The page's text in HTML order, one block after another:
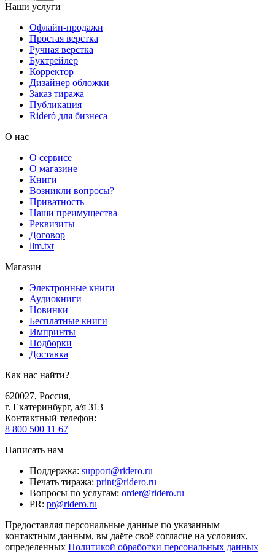
Наши услуги
Офлайн-продажи
Простая верстка
Ручная верстка
Буктрейлер
Корректор
Дизайнер обложки
Заказ тиража
Публикация
Rideró для бизнеса
О нас
О сервисе
О магазине
Книги
Возникли вопросы?
Приватность
Наши преимущества
Реквизиты
Договор
llm.txt
Магазин
Электронные книги
Аудиокниги
Новинки
Бесплатные книги
Импринты
Подборки
Доставка
Как нас найти?
620027, Россия,
г. Екатеринбург, а/я 313
Контактный телефон:
8 800 500 11 67
Написать нам
Поддержка: support@ridero.ru
Печать тиража: print@ridero.ru
Вопросы по услугам: order@ridero.ru
PR: pr@ridero.ru
Предоставляя персональные данные по указанным
контактным данным, вы даёте своё согласие на условиях,
определенных Политикой обработки персональных данных